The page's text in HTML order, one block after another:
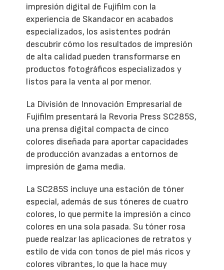
impresión digital de Fujifilm con la
experiencia de Skandacor en acabados
especializados, los asistentes podrán
descubrir cómo los resultados de impresión
de alta calidad pueden transformarse en
productos fotográficos especializados y
listos para la venta al por menor.
La División de Innovación Empresarial de
Fujifilm presentará la Revoria Press SC285S,
una prensa digital compacta de cinco
colores diseñada para aportar capacidades
de producción avanzadas a entornos de
impresión de gama media.
La SC285S incluye una estación de tóner
especial, además de sus tóneres de cuatro
colores, lo que permite la impresión a cinco
colores en una sola pasada. Su tóner rosa
puede realzar las aplicaciones de retratos y
estilo de vida con tonos de piel más ricos y
colores vibrantes, lo que la hace muy